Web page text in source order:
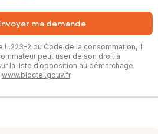
ma demande
L.223-2 du Code de la consommation, il
peut user de son droit à
la liste d’opposition au démarchage
www.bloctel.gouv.fr.